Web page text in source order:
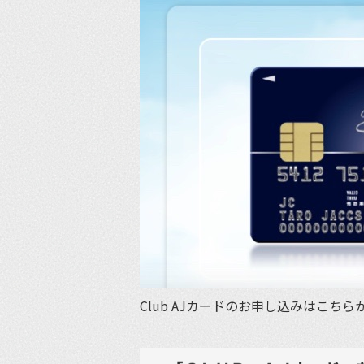
Club AJカードのお申し込みはこちら